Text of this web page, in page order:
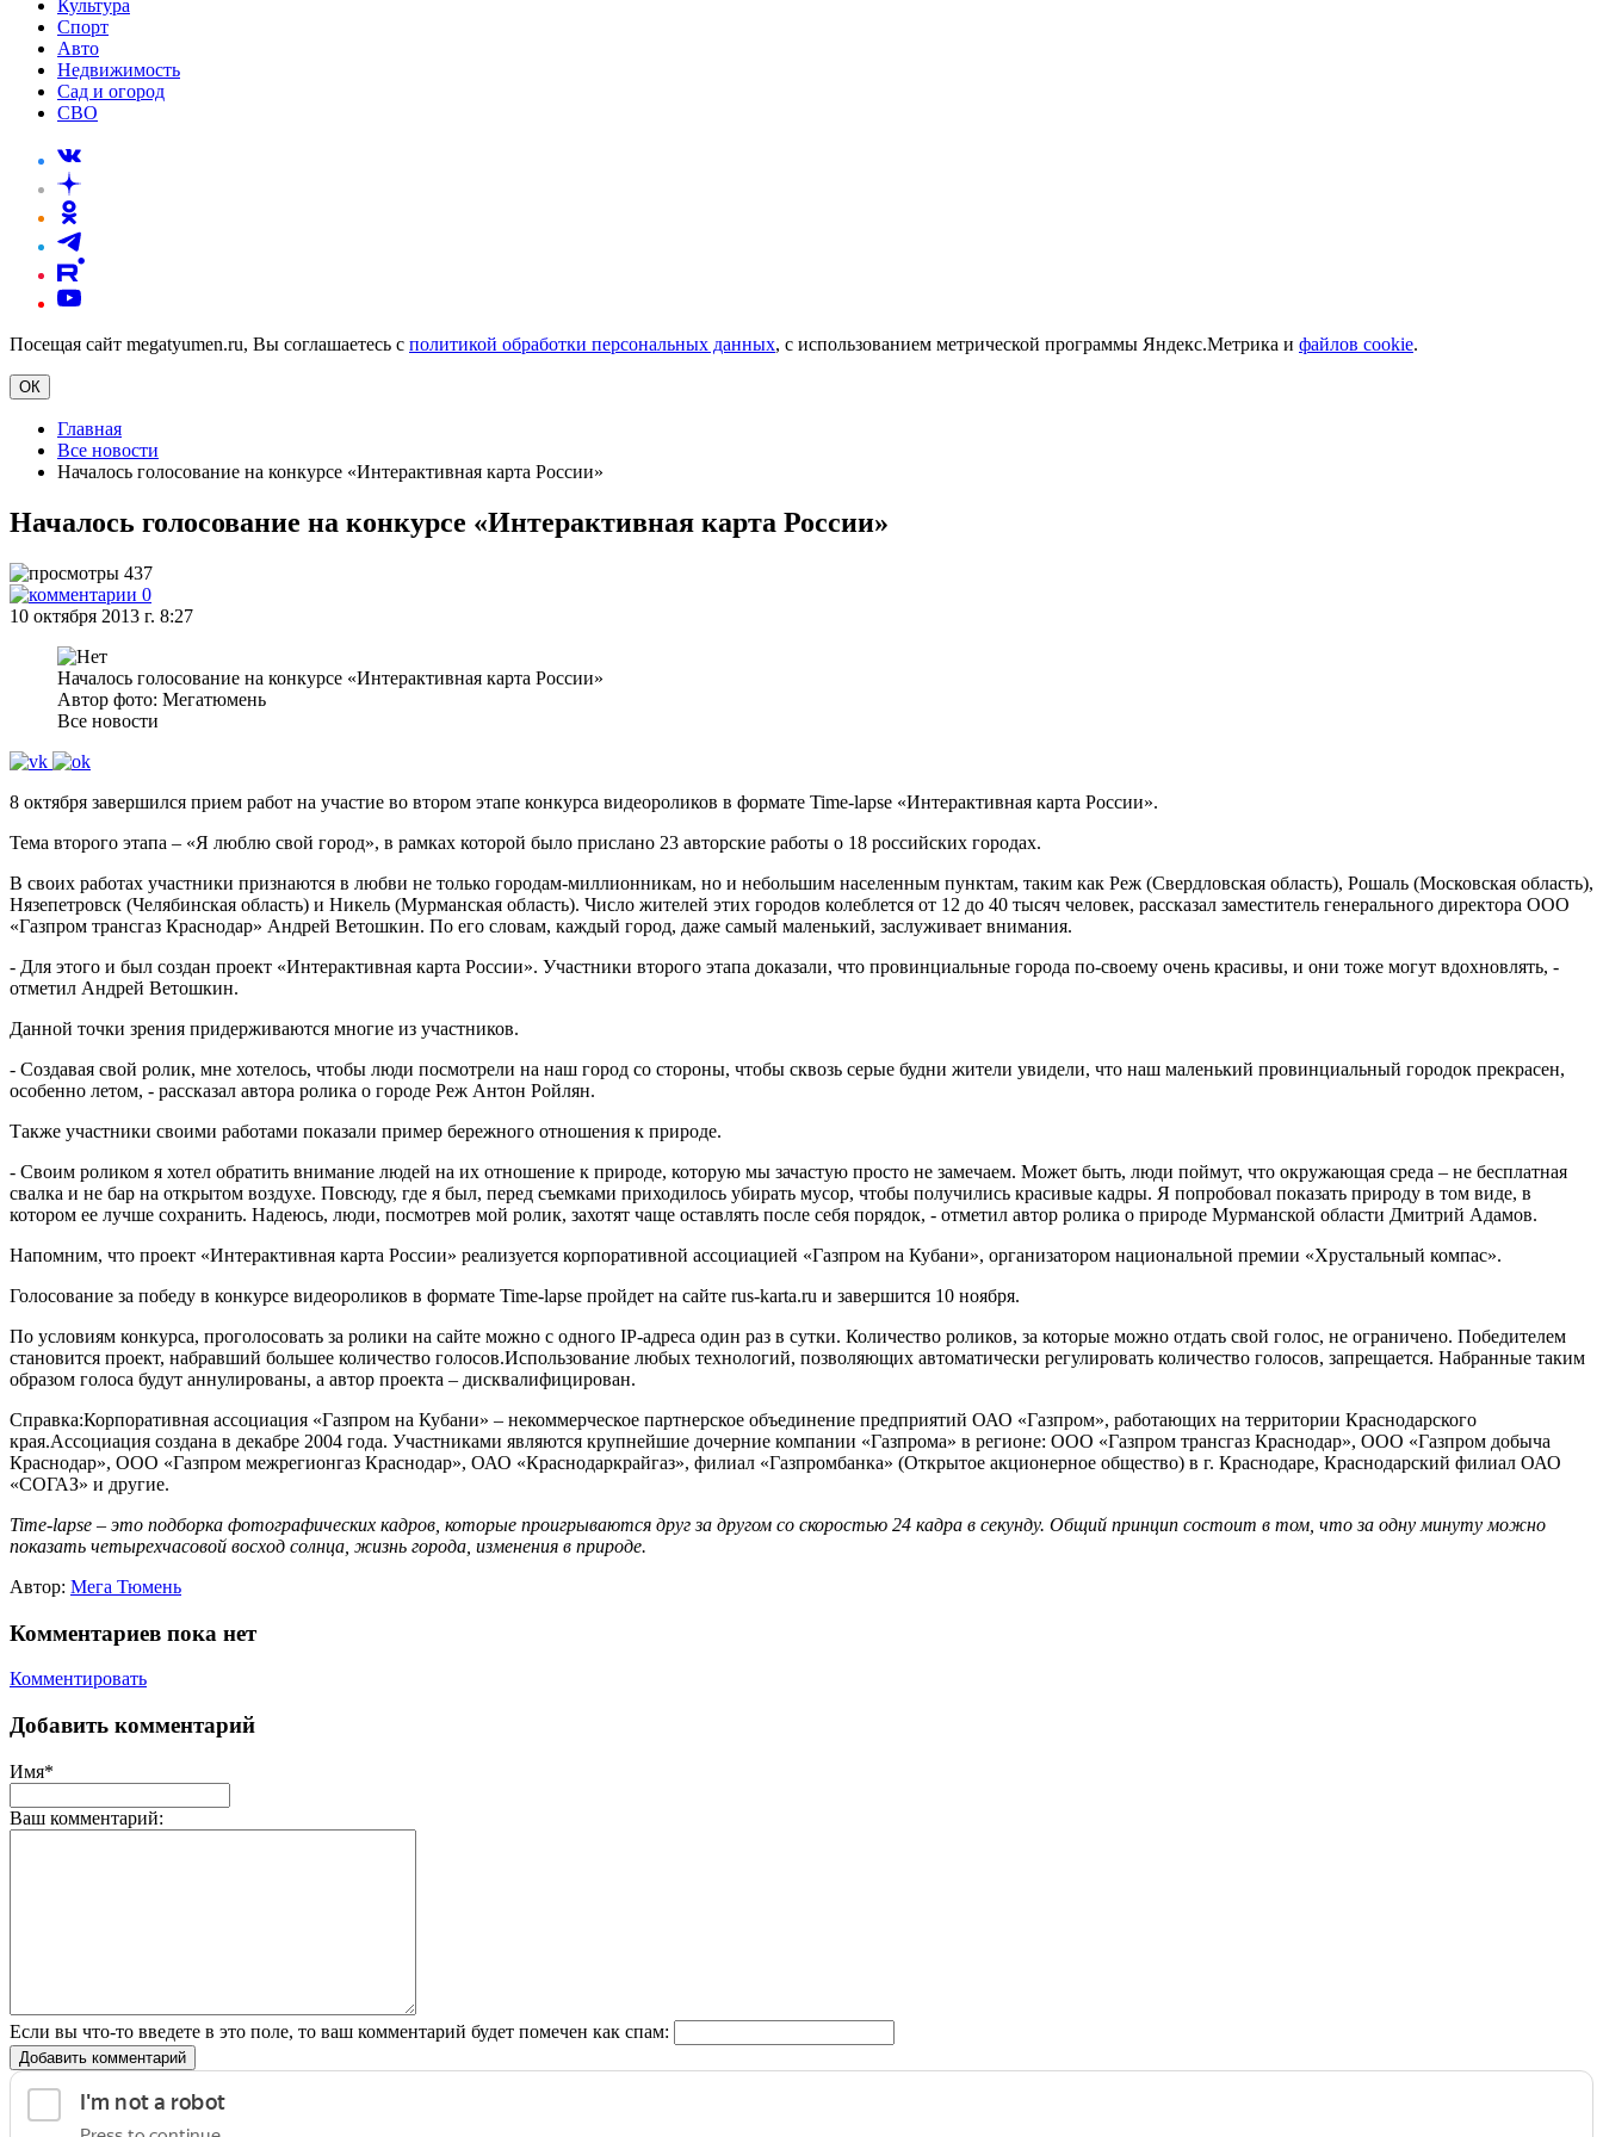
Культура
Спорт
Авто
Недвижимость
Сад и огород
СВО
Посещая сайт megatyumen.ru, Вы соглашаетесь с политикой обработки персональных данных, с использованием метрической программы Яндекс.Метрика и файлов cookie.
ОК
Главная
Все новости
Началось голосование на конкурсе «Интерактивная карта России»
Началось голосование на конкурсе «Интерактивная карта России»
437
0
10 октября 2013 г. 8:27
Началось голосование на конкурсе «Интерактивная карта России»
Автор фото: Мегатюмень
Все новости
8 октября завершился прием работ на участие во втором этапе конкурса видеороликов в формате Time-lapse «Интерактивная карта России».
Тема второго этапа – «Я люблю свой город», в рамках которой было прислано 23 авторские работы о 18 российских городах.
В своих работах участники признаются в любви не только городам-миллионникам, но и небольшим населенным пунктам, таким как Реж (Свердловская область), Рошаль (Московская область),
Нязепетровск (Челябинская область) и Никель (Мурманская область). Число жителей этих городов колеблется от 12 до 40 тысяч человек, рассказал заместитель генерального директора ООО
«Газпром трансгаз Краснодар» Андрей Ветошкин. По его словам, каждый город, даже самый маленький, заслуживает внимания.
- Для этого и был создан проект «Интерактивная карта России». Участники второго этапа доказали, что провинциальные города по-своему очень красивы, и они тоже могут вдохновлять, -
отметил Андрей Ветошкин.
Данной точки зрения придерживаются многие из участников.
- Создавая свой ролик, мне хотелось, чтобы люди посмотрели на наш город со стороны, чтобы сквозь серые будни жители увидели, что наш маленький провинциальный городок прекрасен,
особенно летом, - рассказал автора ролика о городе Реж Антон Ройлян.
Также участники своими работами показали пример бережного отношения к природе.
- Своим роликом я хотел обратить внимание людей на их отношение к природе, которую мы зачастую просто не замечаем. Может быть, люди поймут, что окружающая среда – не бесплатная
свалка и не бар на открытом воздухе. Повсюду, где я был, перед съемками приходилось убирать мусор, чтобы получились красивые кадры. Я попробовал показать природу в том виде, в
котором ее лучше сохранить. Надеюсь, люди, посмотрев мой ролик, захотят чаще оставлять после себя порядок, - отметил автор ролика о природе Мурманской области Дмитрий Адамов.
Напомним, что проект «Интерактивная карта России» реализуется корпоративной ассоциацией «Газпром на Кубани», организатором национальной премии «Хрустальный компас».
Голосование за победу в конкурсе видеороликов в формате Time-lapse пройдет на сайте rus-karta.ru и завершится 10 ноября.
По условиям конкурса, проголосовать за ролики на сайте можно с одного IP-адреса один раз в сутки. Количество роликов, за которые можно отдать свой голос, не ограничено. Победителем
становится проект, набравший большее количество голосов.Использование любых технологий, позволяющих автоматически регулировать количество голосов, запрещается. Набранные таким
образом голоса будут аннулированы, а автор проекта – дисквалифицирован.
Справка:Корпоративная ассоциация «Газпром на Кубани» – некоммерческое партнерское объединение предприятий ОАО «Газпром», работающих на территории Краснодарского
края.Ассоциация создана в декабре 2004 года. Участниками являются крупнейшие дочерние компании «Газпрома» в регионе: ООО «Газпром трансгаз Краснодар», ООО «Газпром добыча
Краснодар», ООО «Газпром межрегионгаз Краснодар», ОАО «Краснодаркрайгаз», филиал «Газпромбанка» (Открытое акционерное общество) в г. Краснодаре, Краснодарский филиал ОАО
«СОГАЗ» и другие.
Time-lapse – это подборка фотографических кадров, которые проигрываются друг за другом со скоростью 24 кадра в секунду. Общий принцип состоит в том, что за одну минуту можно
показать четырехчасовой восход солнца, жизнь города, изменения в природе.
Автор: Мега Тюмень
Комментариев пока нет
Комментировать
Добавить комментарий
Имя*
Ваш комментарий:
Если вы что-то введете в это поле, то ваш комментарий будет помечен как спам:
Добавить комментарий